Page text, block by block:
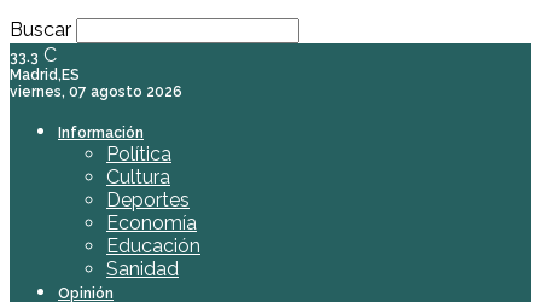
Buscar
33.3 C
Madrid,ES
viernes, 07 agosto 2026
Información
Política
Cultura
Deportes
Economía
Educación
Sanidad
Opinión